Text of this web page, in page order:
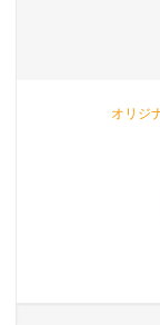
オリジ